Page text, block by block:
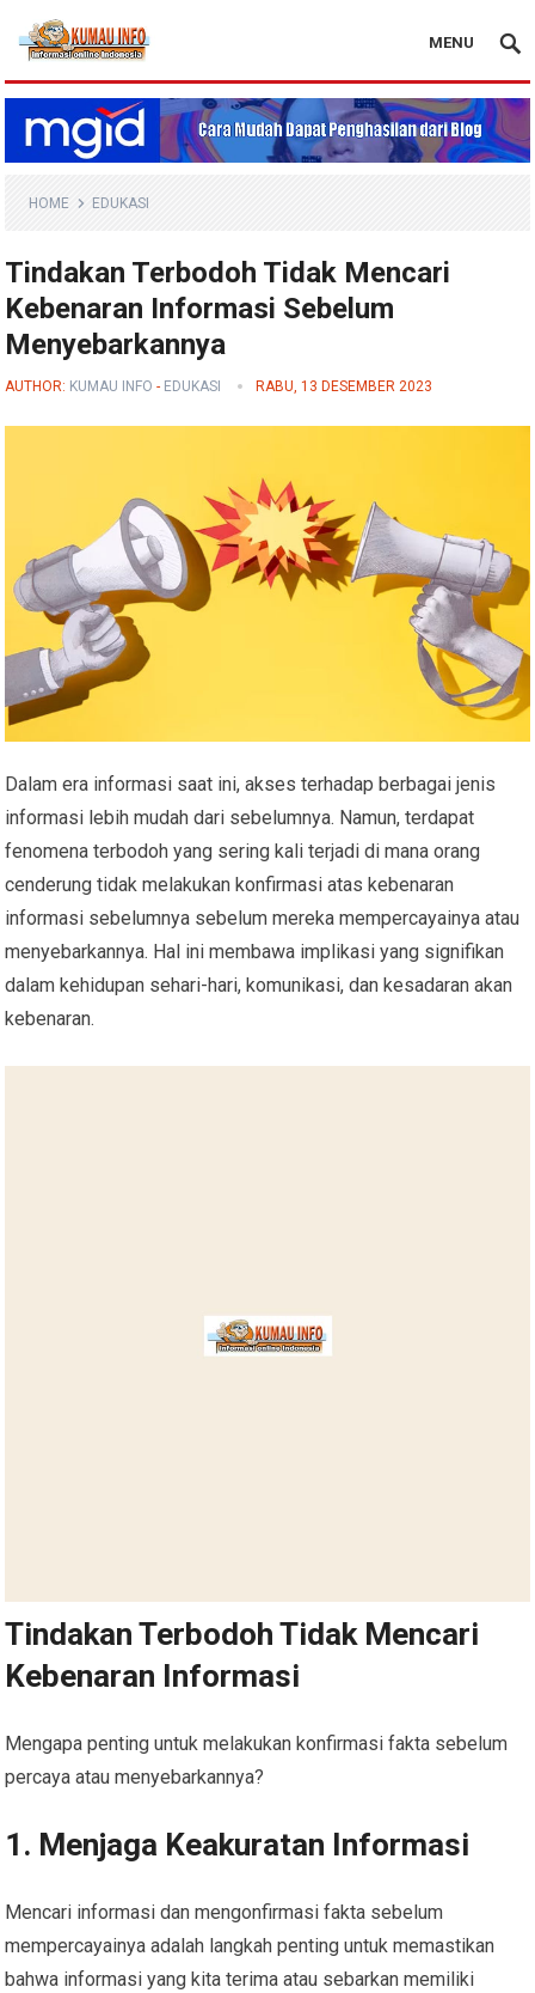
Blog Kumau Info
MENU
HOME EDUKASI
Tindakan Terbodoh Tidak Mencari
Kebenaran Informasi Sebelum
Menyebarkannya
AUTHOR: KUMAU INFO - EDUKASI RABU, 13 DESEMBER 2023
Dalam era informasi saat ini, akses terhadap berbagai jenis
informasi lebih mudah dari sebelumnya. Namun, terdapat
fenomena terbodoh yang sering kali terjadi di mana orang
cenderung tidak melakukan konfirmasi atas kebenaran
informasi sebelumnya sebelum mereka mempercayainya atau
menyebarkannya. Hal ini membawa implikasi yang signifikan
dalam kehidupan sehari-hari, komunikasi, dan kesadaran akan
kebenaran.
Tindakan Terbodoh Tidak Mencari
Kebenaran Informasi
Mengapa penting untuk melakukan konfirmasi fakta sebelum
percaya atau menyebarkannya?
1. Menjaga Keakuratan Informasi
Mencari informasi dan mengonfirmasi fakta sebelum
mempercayainya adalah langkah penting untuk memastikan
bahwa informasi yang kita terima atau sebarkan memiliki